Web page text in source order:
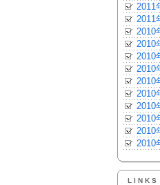
2011
2011
2010
2010
2010
2010
2010
2010
2010
2010
2010
2010
LINKS